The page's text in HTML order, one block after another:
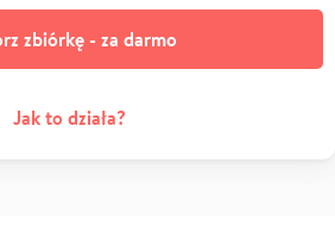
zbiórkę - za darmo
Jak to działa?